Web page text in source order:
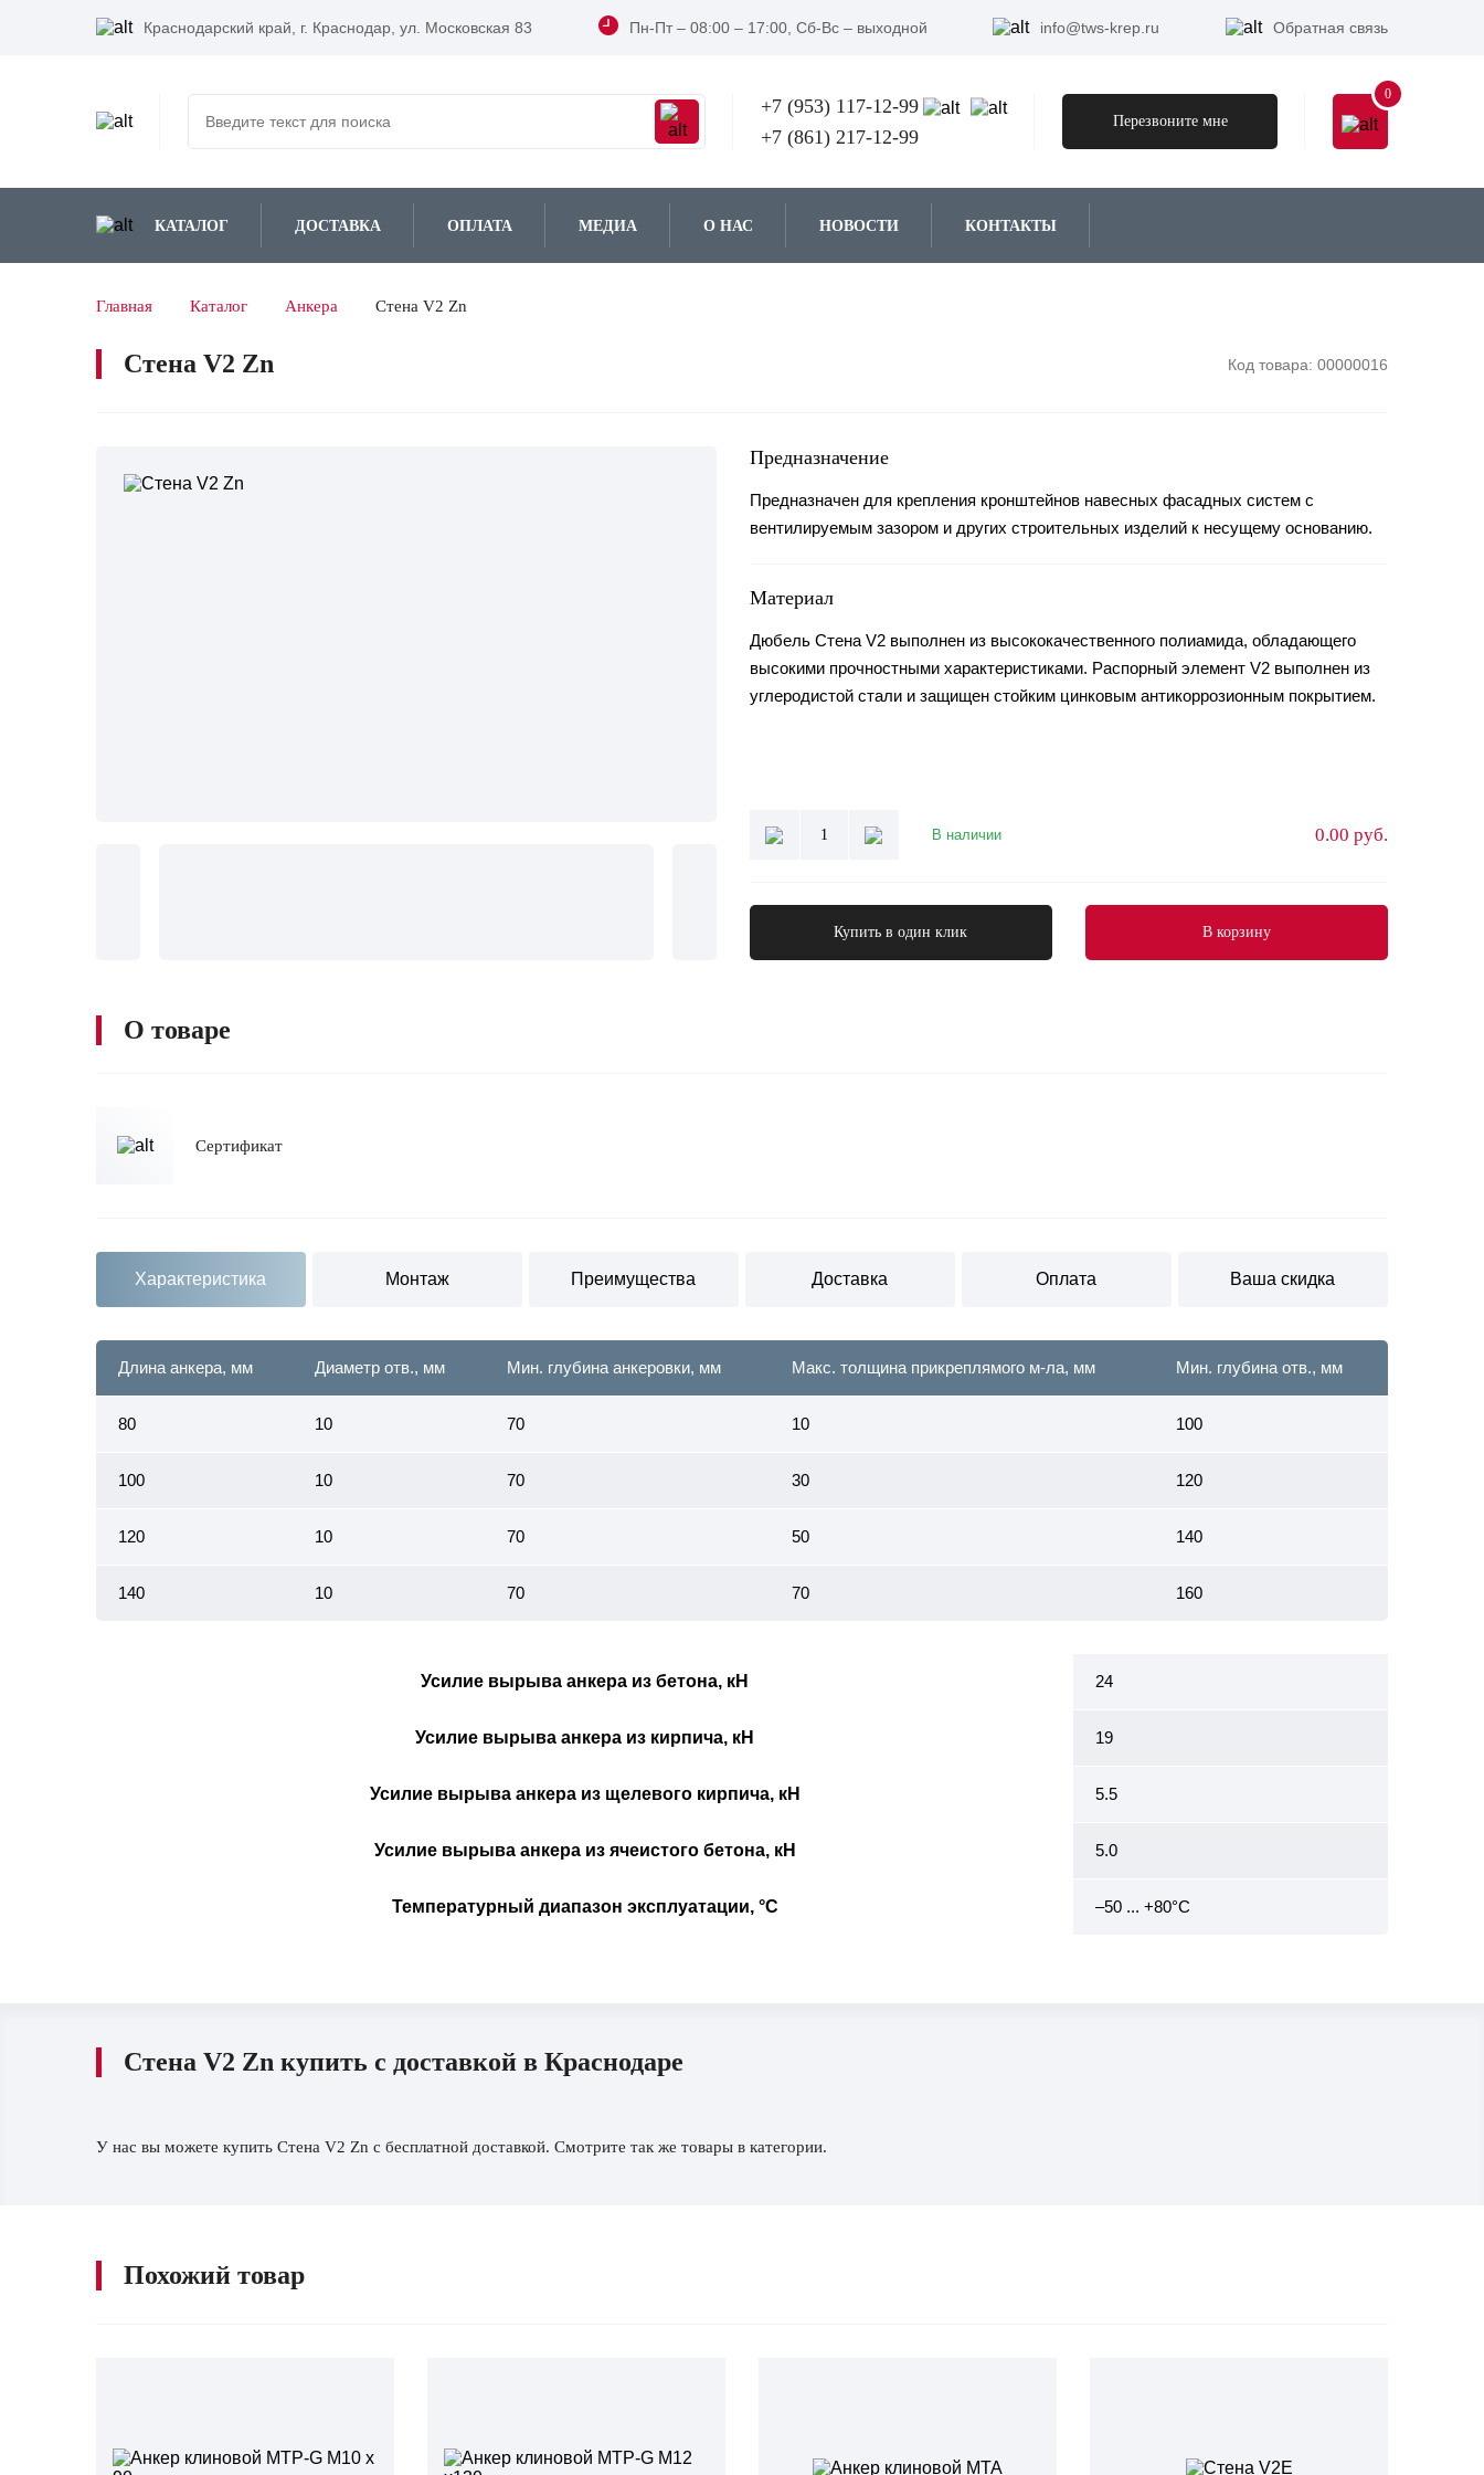
Краснодарский край, г. Краснодар, ул. Московская 83 Пн-Пт – 08:00 – 17:00, Сб-Вс – выходной info@tws-krep.ru Обратная связь
+7 (953) 117-12-99
+7 (861) 217-12-99
Перезвоните мне
0
КАТАЛОГ ДОСТАВКА ОПЛАТА МЕДИА О НАС НОВОСТИ КОНТАКТЫ
Главная Каталог Анкера Cтена V2 Zn
Cтена V2 Zn Код товара: 00000016
Предназначение
Предназначен для крепления кронштейнов навесных фасадных систем с
вентилируемым зазором и других строительных изделий к несущему основанию.
Материал
Дюбель Стена V2 выполнен из высококачественного полиамида, обладающего
высокими прочностными характеристиками. Распорный элемент V2 выполнен из
углеродистой стали и защищен стойким цинковым антикоррозионным покрытием.
1 В наличии 0.00 руб.
Купить в один клик В корзину
О товаре
Сертификат
Характеристика Монтаж Преимущества Доставка Оплата Ваша скидка
Длина анкера, мм Диаметр отв., мм Мин. глубина анкеровки, мм Макс. толщина прикреплямого м-ла, мм Мин. глубина отв., мм
80 10 70 10 100
100 10 70 30 120
120 10 70 50 140
140 10 70 70 160
Усилие вырыва анкера из бетона, кН 24
Усилие вырыва анкера из кирпича, кН 19
Усилие вырыва анкера из щелевого кирпича, кН 5.5
Усилие вырыва анкера из ячеистого бетона, кН 5.0
Температурный диапазон эксплуатации, °С –50 ... +80°С
Cтена V2 Zn купить с доставкой в Краснодаре
У нас вы можете купить Cтена V2 Zn с бесплатной доставкой. Смотрите так же товары в категории.
Похожий товар